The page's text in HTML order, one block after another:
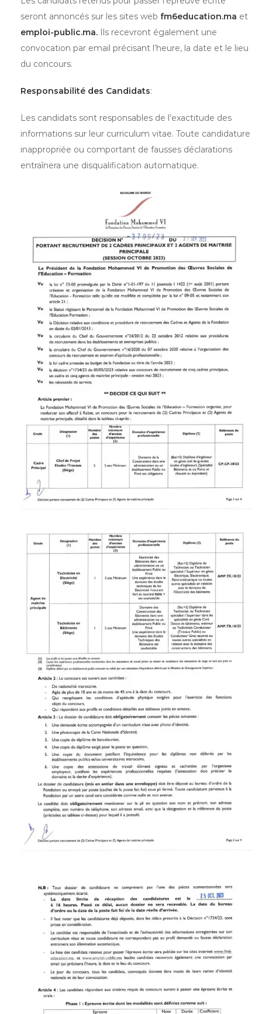
seront annoncés sur les sites web fm6education.ma et
emploi-public.ma. Ils recevront également une
convocation par email précisant l’heure, la date et le lieu
du concours.
Responsabilité des Candidats:
Les candidats sont responsables de l’exactitude des
informations sur leur curriculum vitae. Toute candidature
inappropriée ou comportant de fausses déclarations
entraînera une disqualification automatique.